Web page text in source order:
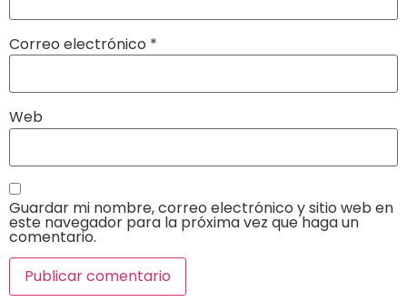
Correo electrónico *
Web
Guardar mi nombre, correo electrónico y sitio web en
este navegador para la próxima vez que haga un
comentario.